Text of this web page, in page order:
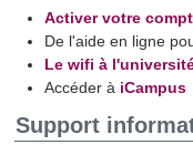
Activer votre
De l'aide en ligne
Le wifi à
Accéder à iCampus
Support